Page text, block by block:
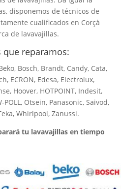
disponemos de técnicos de
cualificados en Corçà
de lavavajillas.
que reparamos:
Bosch, Brandt, Candy, Cata,
ECRON, Edesa, Electrolux,
Hoover, HOTPOINT, Indesit,
POLL, Otsein, Panasonic, Saivod,
Whirlpool, Zanussi.
tu lavavajillas en tiempo